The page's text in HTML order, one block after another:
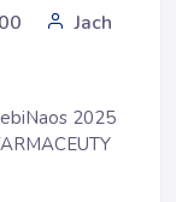
Jach
2025